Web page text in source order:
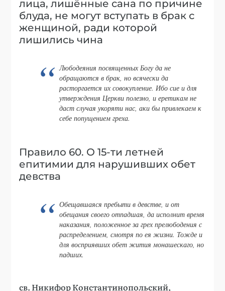
лица, лишённые сана по причине
блуда, не могут вступать в брак с
женщиной, ради которой
лишились чина
Любодеяния посвященных Богу да не
обращаются в брак, но всячески да
расторгается их совокупление. Ибо сие и для
утверждения Церкви полезно, и еретикам не
даст случая укоряти нас, аки бы привлекаем к
себе попущением греха.
Правило 60. О 15-ти летней
епитимии для нарушивших обет
девства
Обещавшаяся пребыти в девстве, и от
обещания своего отпадшая, да исполнит время
наказания, положенное за грех прелюбодения с
распределением, смотря по ея жизни. Тожде и
для восприявших обет жития монашескаго, но
падших.
св. Никифор Константинопольский,